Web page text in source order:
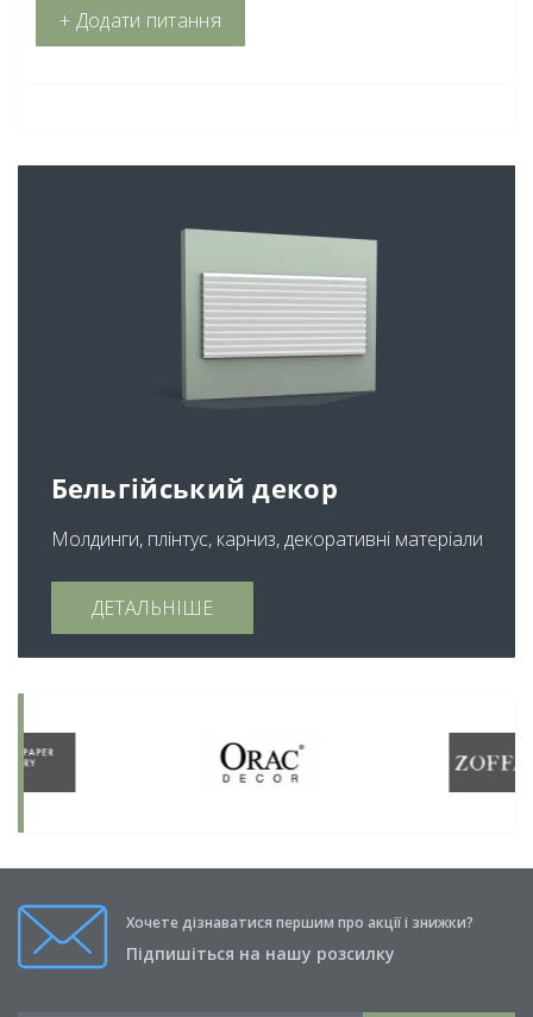
+ Додати питання
Бельгійський декор
Молдинги, плінтус, карниз, декоративні матеріали
ДЕТАЛЬНІШЕ
Хочете дізнаватися першим про акції і знижки?
Підпишіться на нашу розсилку